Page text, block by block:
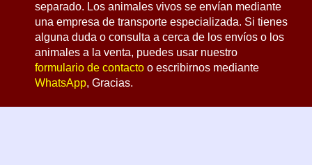
separado. Los animales vivos se envían mediante
una empresa de transporte especializada. Si tienes
alguna duda o consulta a cerca de los envíos o los
animales a la venta, puedes usar nuestro
formulario de contacto o escribirnos mediante
WhatsApp, Gracias.